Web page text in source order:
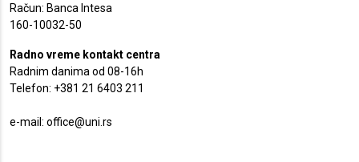
Račun: Banca Intesa
160-10032-50
Radno vreme kontakt centra
Radnim danima od 08-16h
Telefon: +381 21 6403 211
e-mail: office@uni.rs